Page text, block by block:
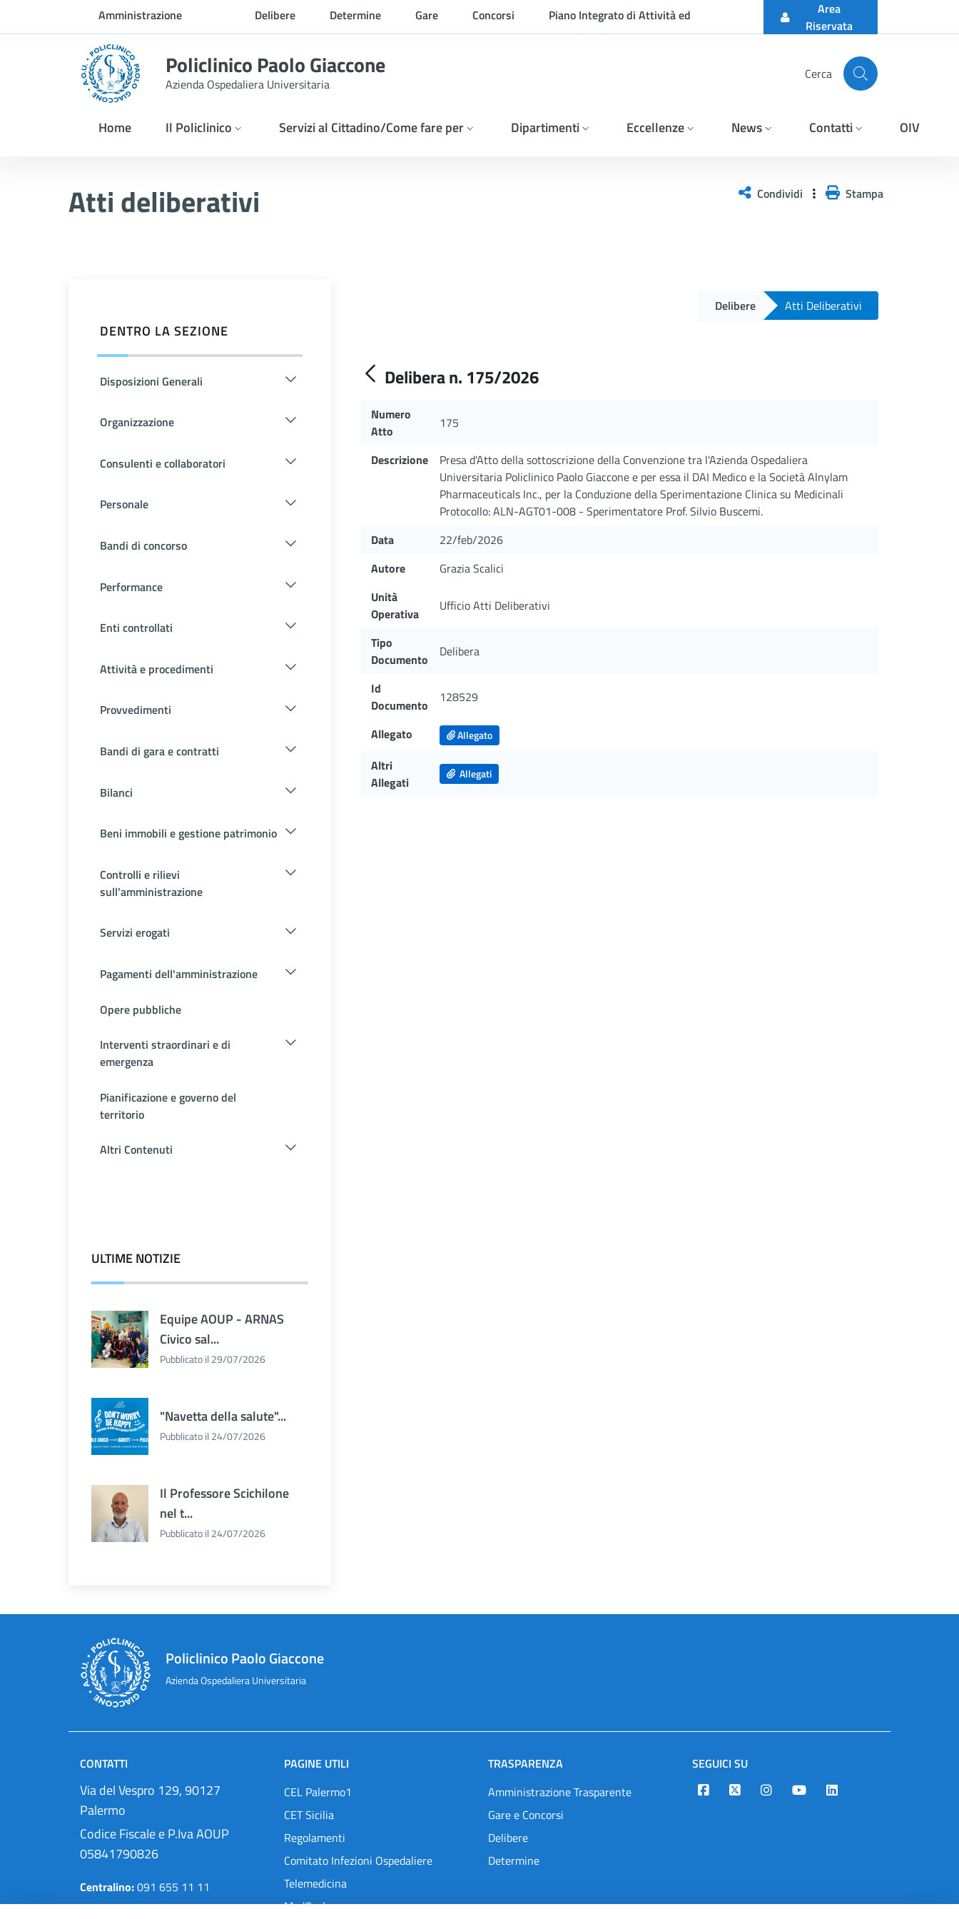
Skip to Main ContentAmministrazione
trasparente
Delibere Determine Gare Concorsi
Piano Integrato di Attività ed
Organizzazione
Area
Riservata
Policlinico Paolo Giaccone
Azienda Ospedaliera Universitaria
Cerca
Home Il Policlinico Servizi al Cittadino/Come fare per Dipartimenti Eccellenze News Contatti OIV
Atti deliberativi Condividi Stampa
DENTRO LA SEZIONE
Disposizioni Generali
Organizzazione
Consulenti e collaboratori
Personale
Bandi di concorso
Performance
Enti controllati
Attività e procedimenti
Provvedimenti
Bandi di gara e contratti
Bilanci
Beni immobili e gestione patrimonio
Controlli e rilievi
sull'amministrazione
Servizi erogati
Pagamenti dell'amministrazione
Opere pubbliche
Interventi straordinari e di
emergenza
Pianificazione e governo del
territorio
Altri Contenuti
ULTIME NOTIZIE
Equipe AOUP - ARNAS
Civico sal...
Pubblicato il 29/07/2026
"Navetta della salute"...
Pubblicato il 24/07/2026
Il Professore Scichilone
nel t...
Pubblicato il 24/07/2026
Delibere Atti Deliberativi
Delibera n. 175/2026
Numero
Atto
175
Descrizione
Presa d'Atto della sottoscrizione della Convenzione tra l'Azienda Ospedaliera
Universitaria Policlinico Paolo Giaccone e per essa il DAI Medico e la Società Alnylam
Pharmaceuticals Inc., per la Conduzione della Sperimentazione Clinica su Medicinali
Protocollo: ALN-AGT01-008 - Sperimentatore Prof. Silvio Buscemi.
Data
22/feb/2026
Autore
Grazia Scalici
Unità
Operativa
Ufficio Atti Deliberativi
Tipo
Documento
Delibera
Id
Documento
128529
Allegato Allegato
Altri
Allegati
Allegati
Policlinico Paolo Giaccone
Azienda Ospedaliera Universitaria
CONTATTI
Via del Vespro 129, 90127
Palermo
Codice Fiscale e P.Iva AOUP
05841790826
Centralino:091 655 11 11
Pec:protocollo@cert.policlinico.pa.it
PAGINE UTILI
CEL Palermo1
CET Sicilia
Regolamenti
Comitato Infezioni Ospedaliere
Telemedicina
MedOral
TRASPARENZA
Amministrazione Trasparente
Gare e Concorsi
Delibere
Determine
SEGUICI SU
Designers Italia
TwitterInstagramYoutubeLinkedin